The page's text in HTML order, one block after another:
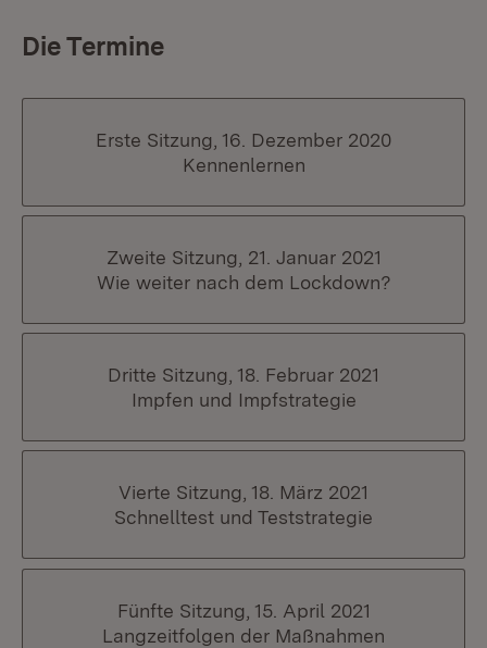
Die Termine
Erste Sitzung, 16. Dezember 2020
Kennenlernen
Zweite Sitzung, 21. Januar 2021
Wie weiter nach dem Lockdown?
Dritte Sitzung, 18. Februar 2021
Impfen und Impfstrategie
Vierte Sitzung, 18. März 2021
Schnelltest und Teststrategie
Fünfte Sitzung, 15. April 2021
Langzeitfolgen der Maßnahmen